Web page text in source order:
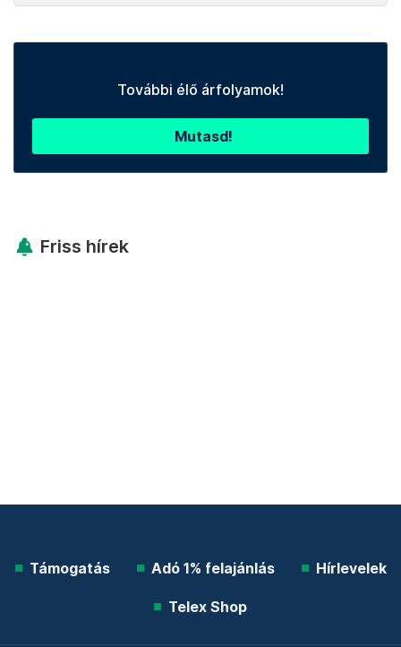
További élő árfolyamok!
Mutasd!
Friss hírek
Támogatás Adó 1% felajánlás Hírlevelek
Telex Shop